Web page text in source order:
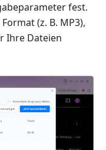
fest.
(z. B. MP3),
Ihre Dateien